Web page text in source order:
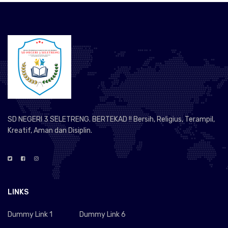
SD NEGERI 3 SELETRENG. BERTEKAD !! Bersih, Religius, Terampil,
Kreatif, Aman dan Disiplin.
LINKS
Dummy Link 1 Dummy Link 6